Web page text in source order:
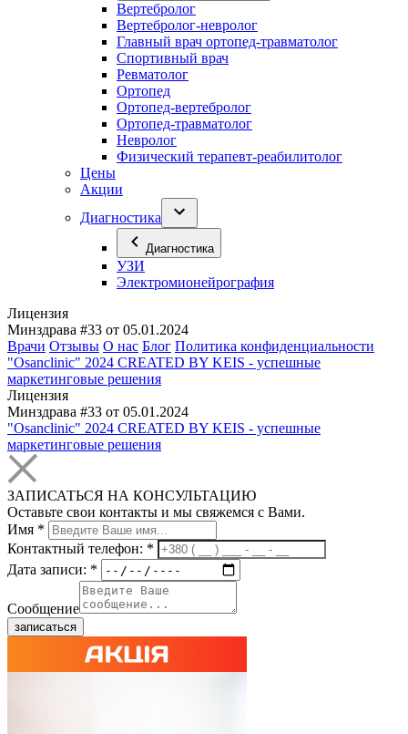
Вертебролог
Вертебролог-невролог
Главный врач ортопед-травматолог
Спортивный врач
Ревматолог
Ортопед
Ортопед-вертебролог
Ортопед-травматолог
Невролог
Физический терапевт-реабилитолог
Цены
Акции
Диагностика
Диагностика
УЗИ
Электромионейрография
Лицензия
Минздрава #33 от 05.01.2024
Врачи Отзывы О нас Блог Политика конфиденциальности
"Osanclinic" 2024 CREATED BY KEIS - успешные
маркетинговые решения
Лицензия
Минздрава #33 от 05.01.2024
"Osanclinic" 2024 CREATED BY KEIS - успешные
маркетинговые решения
ЗАПИСАТЬСЯ НА КОНСУЛЬТАЦИЮ
Оставьте свои контакты и мы свяжемся с Вами.
Имя *
Контактный телефон: *
Дата записи: *
Сообщение